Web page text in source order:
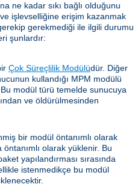
ne kadar sıkı bağlı olduğunu
işlevselliğine erişim kazanmak
gerekmediği ile ilgili durumu
şunlardır:
Çok Süreçlilik Modülüdür. Diğer
kullandığı MPM modülü
modül türü temelde sunucuya
ve öldürülmesinden
bir modül öntanımlı olarak
olarak yüklenir. Bu
yapılandırması sırasında
istenmedikçe bu modül